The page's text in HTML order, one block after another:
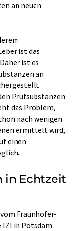
an neuen
ist das
ist es
an
Prüfsubstanzen
das Problem,
nach wenigen
ermittelt wird,
einen
in Echtzeit
Fraunhofer-
in Potsdam